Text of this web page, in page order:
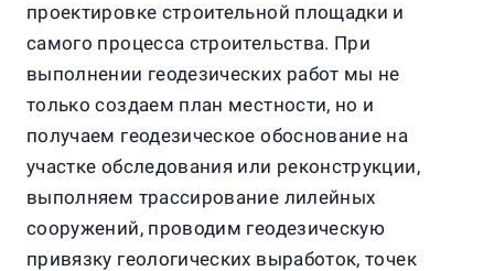
проектировке строительной площадки и
самого процесса строительства. При
выполнении геодезических работ мы не
только создаем план местности, но и
получаем геодезическое обоснование на
участке обследования или реконструкции,
выполняем трассирование лилейных
сооружений, проводим геодезическую
привязку геологических выработок, точек